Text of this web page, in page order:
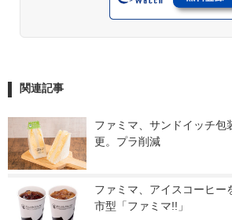
関連記事
ファミマ、サンドイッチ包
更。プラ削減
ファミマ、アイスコーヒー
市型「ファミマ!!」